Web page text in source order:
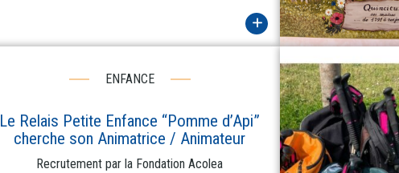
ENFANCE
Le Relais Petite Enfance “Pomme d’Api”
cherche son Animatrice / Animateur
Recrutement par la Fondation Acolea